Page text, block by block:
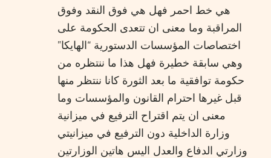
هي خط احمر فهل هي فوق النقد وفوق
المراقبة وما معنى ان تتعدى الحكومة على
اختصاصات المؤسسات الدستورية “الهايكا”
وهي سابقة خطيرة فهل هذا ما ننتظره من
حكومة توافقية ما بعد الثورة كانا ننتظر منها
قبل غيرها احترام القانون والمؤسسات وما
معنى ان يتم اقتراح الترفيع في ميزانية
وزارة الداخلية دون الترفيع في ميزانيتي
وزارتي الدفاع والعدل اليس هاتين الوزارتين